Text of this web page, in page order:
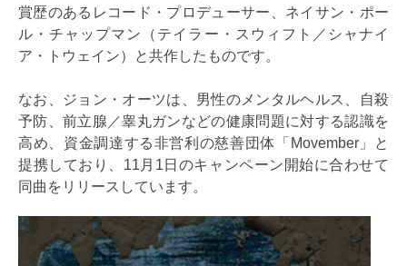
賞歴のあるレコード・プロデューサー、ネイサン・ポー
ル・チャップマン（テイラー・スウィフト／シャナイ
ア・トウェイン）と共作したものです。
なお、ジョン・オーツは、男性のメンタルヘルス、自殺
予防、前立腺／睾丸ガンなどの健康問題に対する認識を
高め、資金調達する非営利の慈善団体「Movember」と
提携しており、11月1日のキャンペーン開始に合わせて
同曲をリリースしています。